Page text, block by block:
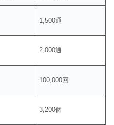
1,500通
2,000通
100,000回
3,200個